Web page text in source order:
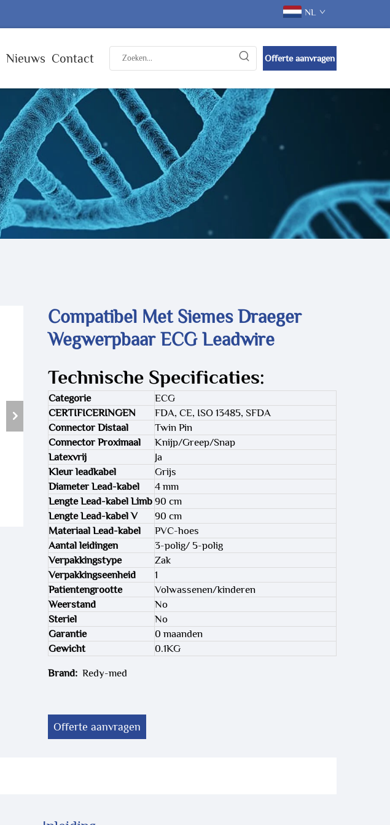
NL
Nieuws Contact Offerte aanvragen
Compatibel Met Siemes Draeger
Wegwerpbaar ECG Leadwire
Technische Specificaties:
Categorie
ECG
CERTIFICERINGEN
FDA, CE, ISO 13485, SFDA
Connector Distaal
Twin Pin
Connector Proximaal
Knijp/Greep/Snap
Latexvrij
Ja
Kleur leadkabel
Grijs
Diameter Lead-kabel
4 mm
Lengte Lead-kabel Limb 90 cm
Lengte Lead-kabel V
90 cm
Materiaal Lead-kabel
PVC-hoes
Aantal leidingen
3-polig/ 5-polig
Verpakkingstype
Zak
Verpakkingseenheid
1
Patientengrootte
Volwassenen/kinderen
Weerstand
No
Steriel
No
Garantie
0 maanden
Gewicht
0.1KG
Brand: Redy-med
Offerte aanvragen